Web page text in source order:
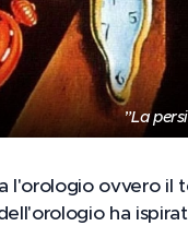
”La
l'orologio ovvero il
ha